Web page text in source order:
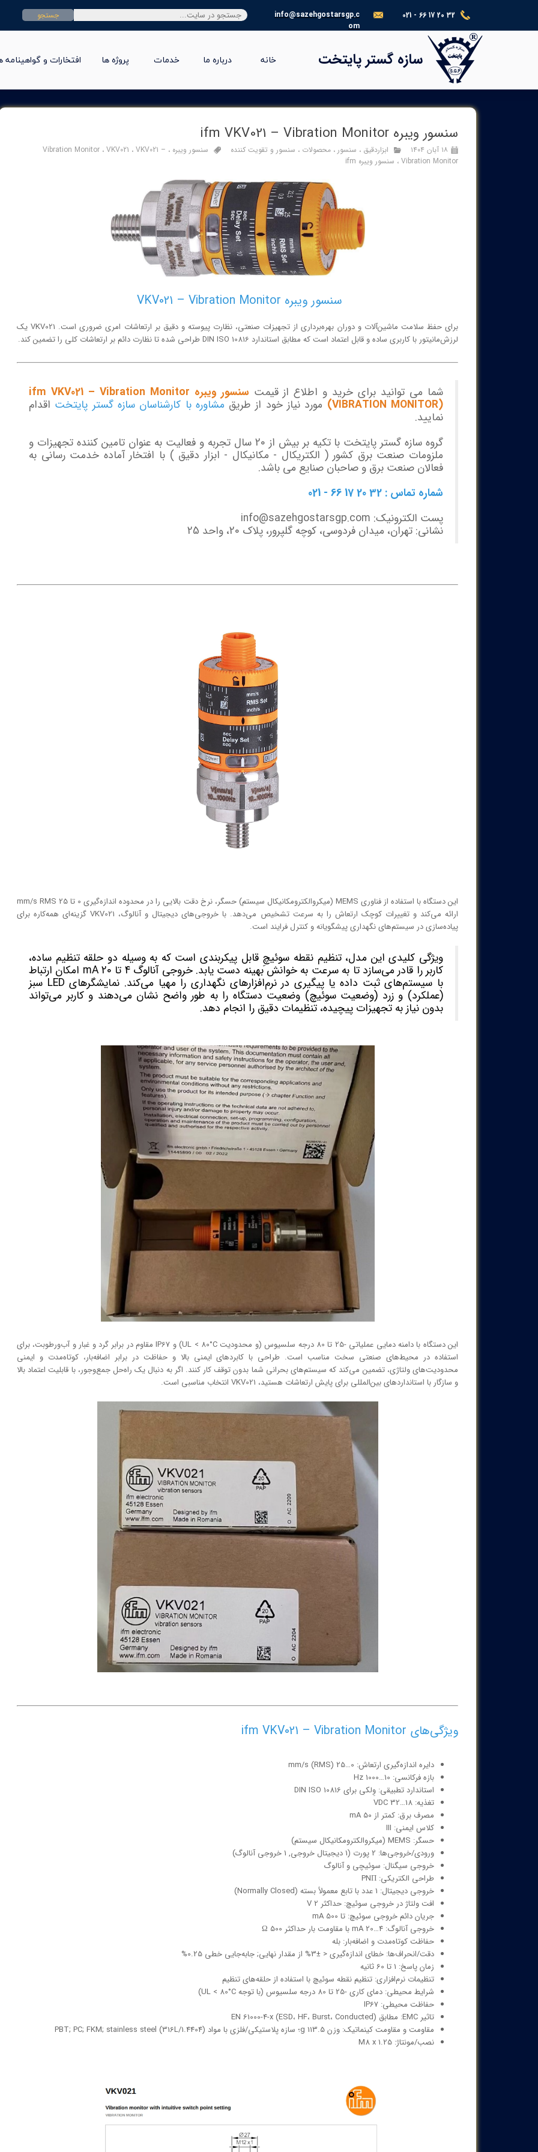
021 - 66 17 20 32
info@sazehgostarsgp.c
om
جستجو
سازه گستر پایتخت
®​​​​​​​
خانه درباره ما خدمات پروژه ها افتخارات و گواهینامه
سنسور ویبره ifm VKV021 – Vibration Monitor
۱۸ آبان ۱۴۰۴ ابزاردقیق ، سنسور ، محصولات ، سنسور و تقویت کننده سنسور ویبره ، Vibration Monitor ، VKV021 ، VKV021 –
Vibration Monitor ، سنسور ویبره ifm
سنسور ویبره VKV021 – Vibration Monitor
برای حفظ سلامت ماشین‌آلات و دوران بهره‌برداری از تجهیزات صنعتی، نظارت پیوسته و دقیق بر ارتعاشات امری ضروری است. VKV021 یک
لرزش‌مانیتور با کاربری ساده و قابل اعتماد است که مطابق استاندارد DIN ISO 10816 طراحی شده تا نظارت دائم بر ارتعاشات کلی را تضمین کند.
شما می توانید برای خرید و اطلاع از قیمت سنسور ویبره ifm VKV021 – Vibration Monitor
(VIBRATION MONITOR) مورد نیاز خود از طریق مشاوره با کارشناسان سازه گستر پایتخت اقدام
نمایید.
گروه سازه گستر پایتخت با تکیه بر بیش از 20 سال تجربه و فعالیت به عنوان تامین کننده تجهیزات و
ملزومات صنعت برق کشور ( الکتریکال - مکانیکال - ابزار دقیق ) با افتخار آماده خدمت رسانی به
فعالان صنعت برق و صاحبان صنایع می باشد.
شماره تماس : 32 20 17 66 - 021
پست الکترونیک: info@sazehgostarsgp.com
نشانی: تهران، میدان فردوسی، کوچه گلپرور، پلاک 20، واحد 25
این دستگاه با استفاده از فناوری MEMS (میکروالکترومکانیکال سیستم) حسگر، نرخ دقت بالایی را در محدوده اندازه‌گیری 0 تا 25 mm/s RMS
ارائه می‌کند و تغییرات کوچک ارتعاش را به سرعت تشخیص می‌دهد. با خروجی‌های دیجیتال و آنالوگ، VKV021 گزینه‌ای همه‌کاره برای
پیاده‌سازی در سیستم‌های نگهداری پیشگویانه و کنترل فرایند است.
ویژگی کلیدی این مدل، تنظیم نقطه سوئیچِ قابل پیکربندی است که به وسیله دو حلقه تنظیم ساده،
کاربر را قادر می‌سازد تا به سرعت به خوانش بهینه دست یابد. خروجی آنالوگ 4 تا 20 mA امکان ارتباط
با سیستم‌های ثبت داده یا پیگیری در نرم‌افزارهای نگهداری را مهیا می‌کند. نمایشگرهای LED سبز
(عملکرد) و زرد (وضعیت سوئیچ) وضعیت دستگاه را به طور واضح نشان می‌دهند و کاربر می‌تواند
بدون نیاز به تجهیزات پیچیده، تنظیمات دقیق را انجام دهد.
این دستگاه با دامنه دمایی عملیاتی -25 تا 80 درجه سلسیوس (و محدودیت UL < 80°C) و IP67 مقاوم در برابر گرد و غبار و آب‌ورطوبت، برای
استفاده در محیط‌های صنعتی سخت مناسب است. طراحی با کابردهای ایمنی بالا و حفاظت در برابر اضافه‌بار، کوتاه‌مدت و ایمنی
محدودیت‌های ولتاژی، تضمین می‌کند که سیستم‌های بحرانی شما بدون توقف کار کنند. اگر به دنبال یک راه‌حل جمع‌وجور، با قابلیت اعتماد بالا
و سازگار با استانداردهای بین‌المللی برای پایش ارتعاشات هستید، VKV021 انتخاب مناسبی است.
ویژگی‌های ifm VKV021 – Vibration Monitor
دایره اندازه‌گیری ارتعاش: 0…25 mm/s (RMS)
بازه فرکانسی: 10…1000 Hz
استاندارد تطبیقی: وِلكی برای DIN ISO 10816
تغذیه: 18…32 VDC
مصرف برق: کمتر از 50 mA
کلاس ایمنی: III
حسگر: MEMS (میکروالکترومکانیکال سیستم)
ورودی/خروجی‌ها: 2 پورت (1 دیجیتال خروجی, 1 خروجی آنالوگ)
خروجی سیگنال: سوئیچی و آنالوگ
طراحی الکتریکی: PNП
خروجی دیجیتال: 1 عدد با تابع معمولاً بسته (Normally Closed)
افت ولتاژ در خروجی سوئیچ: حداکثر 2 V
جریان دائم خروجی سوئیچ: تا 500 mA
خروجی آنالوگ: 4…20 mA با مقاومت بار حداکثر 500 Ω
حفاظت کوتاه‌مدت و اضافه‌بار: بله
دقت/انحراف‌ها: خطای اندازه‌گیری < ±3% از مقدار نهایی; جابه‌جایی خطی 0.25%
زمان پاسخ: 1 تا 60 ثانیه
تنظیمات نرم‌افزاری: تنظیم نقطه سوئیچ با استفاده از حلقه‌های تنظیم
شرایط محیطی: دمای کاری -25 تا 80 درجه سلسیوس (با توجه UL < 80°C)
حفاظت محیطی: IP67
تاثیر EMC: مطابق EN 61000-4-x (ESD، HF، Burst، Conducted)
مقاومت و مقاومت کینماتیک: وزن 113.5 g؛ سازه پلاستیکی/فلزی با مواد PBT; PC; FKM; stainless steel (316L/1.4404)
نصب/مونتاژ: M8 x 1.25